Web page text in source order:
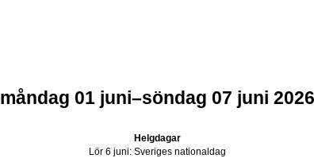
måndag 01 juni–söndag 07 juni 2026
Helgdagar
Lör 6 juni: Sveriges nationaldag